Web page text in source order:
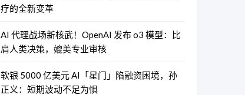
疗的全新变革
AI 代理战场新核武！OpenAI 发布 o3 模型：比
肩人类决策，媲美专业审核
软银 5000 亿美元 AI「星门」陷融资困境，孙
正义：短期波动不足为惧